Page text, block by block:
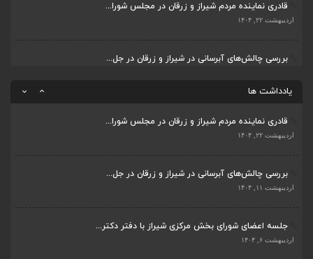
قادری نماینده مردم شیراز و زرقان در مجلس شورا...
اردیبهشت ۲۲, ۱۴۰۴
بررسی چالش‌های آبرسانی در شیراز و زرقان در جل...
یادداشت ها
پیگیری دکتر قادری و سایر نمایندگان شیراز ارتق...
قادری نماینده مردم شیراز و زرقان در مجلس شورا...
اردیبهشت ۲۲, ۱۴۰۴
بررسی چالش‌های آبرسانی در شیراز و زرقان در جل...
اردیبهشت ۱۱, ۱۴۰۴
جلسه اعضای شورای بخش مرکزی شیراز با دفتر دکتر...
اردیبهشت ۶, ۱۴۰۴